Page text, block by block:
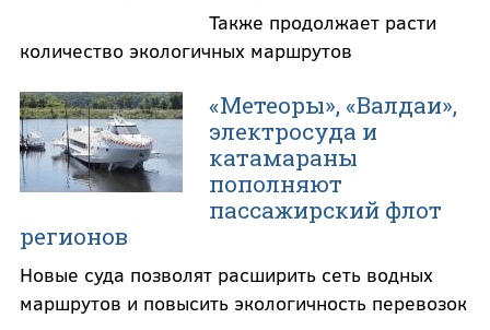
Также продолжает расти
количество экологичных маршрутов
«Метеоры», «Валдаи»,
электросуда и
катамараны
пополняют
пассажирский флот
регионов
Новые суда позволят расширить сеть водных
маршрутов и повысить экологичность перевозок